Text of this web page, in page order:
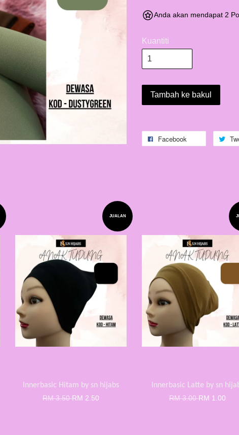
Anda akan mendapat 2
Kuantiti
Tambah ke bakul
Facebook
JUALAN
Innerbasic Hitam by sn hijabs
RM 3.50RM 2.50
Innerbasic Latte by sn
RM 3.00RM 1.00